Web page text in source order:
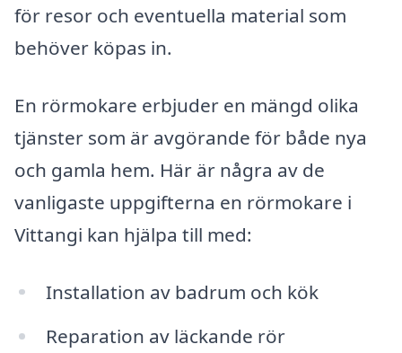
för resor och eventuella material som
behöver köpas in.
En rörmokare erbjuder en mängd olika
tjänster som är avgörande för både nya
och gamla hem. Här är några av de
vanligaste uppgifterna en rörmokare i
Vittangi kan hjälpa till med:
Installation av badrum och kök
Reparation av läckande rör